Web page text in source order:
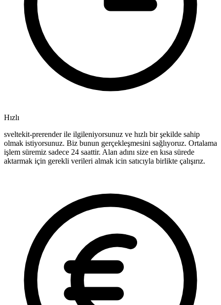
Hızlı
sveltekit-prerender ile ilgileniyorsunuz ve hızlı bir şekilde sahip
olmak istiyorsunuz. Biz bunun gerçekleşmesini sağlıyoruz. Ortalama
işlem süremiz sadece 24 saattir. Alan adını size en kısa sürede
aktarmak için gerekli verileri almak icin satıcıyla birlikte çalışırız.